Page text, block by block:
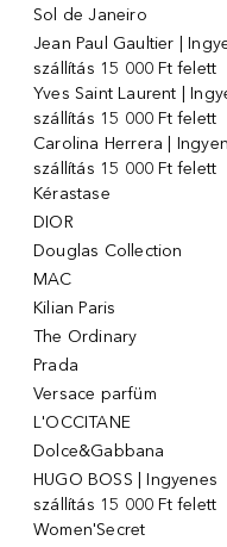
Sol de Janeiro
Jean Paul Gaultier |
szállítás 15 000 Ft felett
Yves Saint Laurent |
szállítás 15 000 Ft felett
Carolina Herrera |
szállítás 15 000 Ft felett
Kérastase
DIOR
Douglas Collection
MAC
Kilian Paris
The Ordinary
Prada
Versace parfüm
L'OCCITANE
Dolce&Gabbana
HUGO BOSS | Ingyenes
szállítás 15 000 Ft felett
Women'Secret